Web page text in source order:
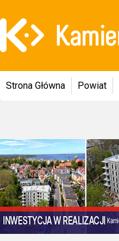
Strona Główna Powiat